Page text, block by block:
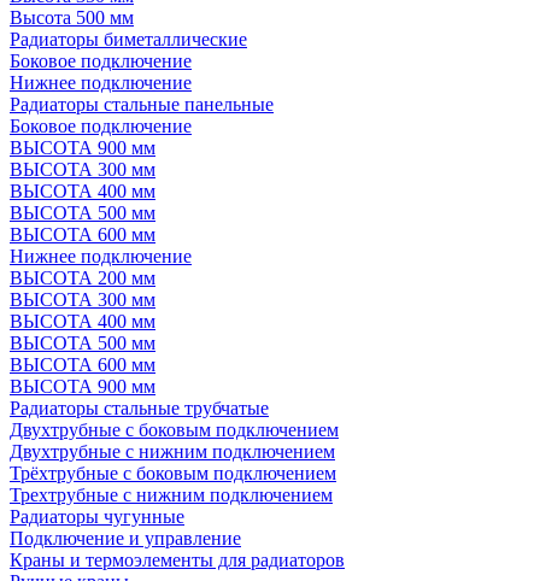
Высота 500 мм
Радиаторы биметаллические
Боковое подключение
Нижнее подключение
Радиаторы стальные панельные
Боковое подключение
ВЫСОТА 900 мм
ВЫСОТА 300 мм
ВЫСОТА 400 мм
ВЫСОТА 500 мм
ВЫСОТА 600 мм
Нижнее подключение
ВЫСОТА 200 мм
ВЫСОТА 300 мм
ВЫСОТА 400 мм
ВЫСОТА 500 мм
ВЫСОТА 600 мм
ВЫСОТА 900 мм
Радиаторы стальные трубчатые
Двухтрубные с боковым подключением
Двухтрубные с нижним подключением
Трёхтрубные с боковым подключением
Трехтрубные с нижним подключением
Радиаторы чугунные
Подключение и управление
Краны и термоэлементы для радиаторов